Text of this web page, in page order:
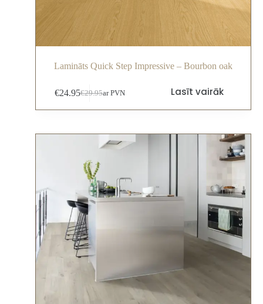
Lamināts Quick Step Impressive – Bourbon oak
€29.95
€24.95 ar PVN Lasīt vairāk